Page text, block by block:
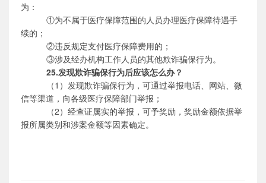
为：
①为不属于医疗保障范围的人员办理医疗保障待遇手
续的；
②违反规定支付医疗保障费用的；
③涉及经办机构工作人员的其他欺诈骗保行为。
25.发现欺诈骗保行为后应该怎么办？
（1）发现欺诈骗保行为，可通过举报电话、网站、微
信等渠道，向各级医疗保障部门举报；
（2）经查证属实的举报，可予奖励，奖励金额依据举
报所属类别和涉案金额等因素确定。